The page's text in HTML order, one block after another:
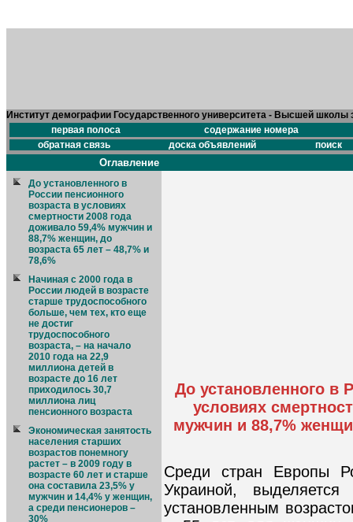
Институт демографии Государственного университета - Высшей школы
первая полоса
содержание номера
обратная связь
доска объявлений поиск
Оглавление
До установленного в
России пенсионного
возраста в условиях
смертности 2008 года
доживало 59,4% мужчин и
88,7% женщин, до
возраста 65 лет – 48,7% и
78,6%
Начиная с 2000 года в
России людей в возрасте
старше трудоспособного
больше, чем тех, кто еще
не достиг
трудоспособного
возраста, – на начало
2010 года на 22,9
миллиона детей в
возрасте до 16 лет
приходилось 30,7
миллиона лиц
пенсионного возраста
Экономическая занятость
населения старших
возрастов понемногу
растет – в 2009 году в
возрасте 60 лет и старше
она составила 23,5% у
мужчин и 14,4% у женщин,
а среди пенсионеров –
30%
До установленного в
условиях
мужчин и 88,7%
Среди стран Европы
Украиной,
установленным